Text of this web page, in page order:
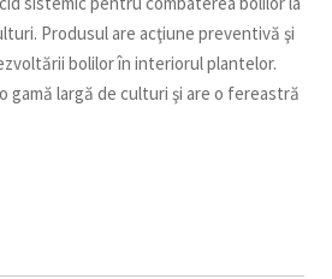
Produsul are acţiune preventivă şi
bolilor în interiorul plantelor.
gamă largă de culturi şi are o fereastră